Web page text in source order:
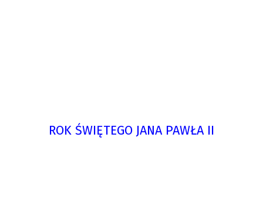
ROK ŚWIĘTEGO JANA PAWŁA II